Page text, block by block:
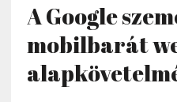
A Google
mobilbarát